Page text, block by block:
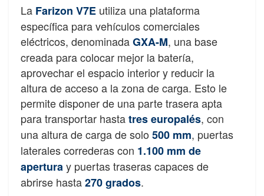
La Farizon V7E utiliza una plataforma
específica para vehículos comerciales
eléctricos, denominadaGXA-M, una base
creada para colocar mejor la batería,
aprovechar el espacio interior y reducir la
altura de acceso a la zona de carga. Esto le
permite disponer de una parte trasera apta
para transportar hastatres europalés, con
una altura de carga de solo 500 mm, puertas
laterales correderas con 1.100 mm de
aperturay puertas traseras capaces de
abrirse hasta270 grados.